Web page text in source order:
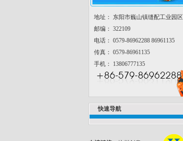
地址： 东阳市巍山镇缝配工业园区
邮编： 322109
电话： 0579-86962288 86961135
传真： 0579-86961135
手机： 13806777135
快速导航